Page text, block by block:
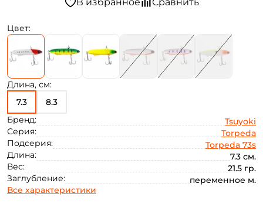
Цвет:
Длина, см:
7.3
8.3
Бренд:
Tsuyoki
Серия:
Torpeda
Подсерия:
Torpeda 73s
Длина:
7.3 см.
Вес:
21.5 гр.
Заглубление:
переменное м.
Все характеристики